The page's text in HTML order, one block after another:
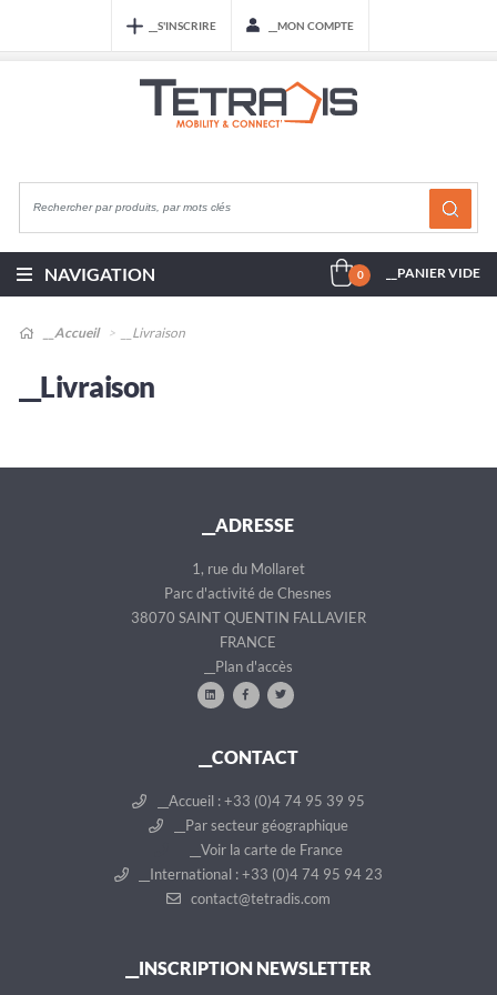
__S'INSCRIRE __MON COMPTE
NAVIGATION 0 __PANIER VIDE
__Accueil __Livraison
__Livraison
__ADRESSE
1, rue du Mollaret
Parc d'activité de Chesnes
38070 SAINT QUENTIN FALLAVIER
FRANCE
__Plan d'accès
__CONTACT
__Accueil : +33 (0)4 74 95 39 95
__Par secteur géographique
__Voir la carte de France
__International : +33 (0)4 74 95 94 23
contact@tetradis.com
__INSCRIPTION NEWSLETTER